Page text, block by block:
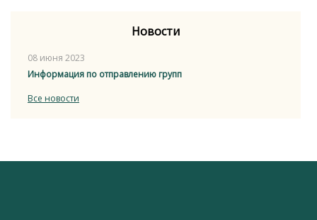
Новости
08 июня 2023
Информация по отправлению групп
Все новости